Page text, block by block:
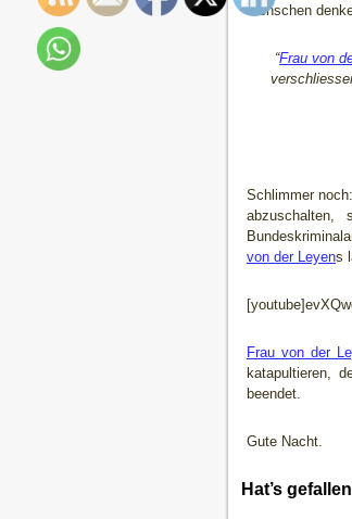
Menschen
“Frau von
Schlimmer
abzuschalten,
von der Leyens
Frau von der
katapultieren,
beendet.
Gute Nacht.
Hat’s